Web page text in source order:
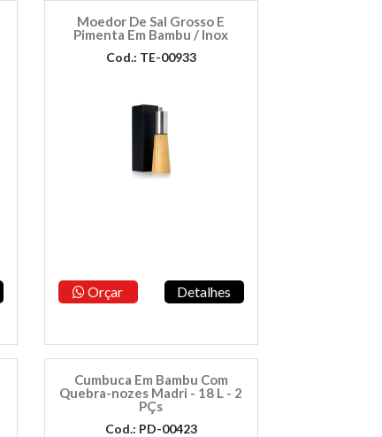
Moedor De Sal Grosso E
Pimenta Em Bambu / Inox
Cod.: TE-00933
Orçar Detalhes
Cumbuca Em Bambu Com
Quebra-nozes Madri - 18 L - 2
PÇs
Cod.: PD-00423